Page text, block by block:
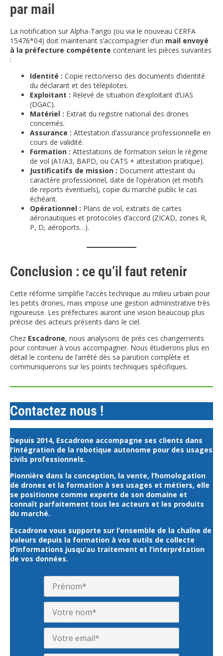
par mail
La notification sur Alpha-Tango (ou via le nouveau CERFA
15476*04) doit maintenant s’accompagner d’un mail envoyé
à la préfecture compétente contenant les pièces suivantes
:
Identité : Copie recto/verso des documents d’identité
du déclarant et des télépilotes.
Exploitant : Relevé de situation d’exploitant d’UAS
(DGAC).
Matériel : Extrait du registre national des drones
concernés.
Assurance : Attestation d’assurance professionnelle en
cours de validité.
Formation : Attestations de formation selon le régime
de vol (A1/A3, BAPD, ou CATS + attestation pratique).
Justificatifs de mission : Document attestant du
caractère professionnel, date de l’opération (et motifs
de reports éventuels), copie du marché public le cas
échéant.
Opérationnel : Plans de vol, extraits de cartes
aéronautiques et protocoles d’accord (ZICAD, zones R,
P, D, aéroports…).
Conclusion : ce qu’il faut retenir
Cette réforme simplifie l’accès technique au milieu urbain pour
les petits drones, mais impose une gestion administrative très
rigoureuse. Les préfectures auront une vision beaucoup plus
précise des acteurs présents dans le ciel.
Chez Escadrone, nous analysons de près ces changements
pour continuer à vous accompagner. Nous étudierons plus en
détail le contenu de l’arrêté dès sa parution complète et
communiquerons sur les points techniques spécifiques.
Contactez nous !
Depuis 2014, Escadrone accompagne ses clients dans
l’intégration de la robotique autonome pour des usages
civils professionnels.
Pionnière dans la conception, la vente, l’homologation
de drones et la formation à ses usages et métiers, elle
se positionne comme experte de son domaine et
connaît parfaitement tous les acteurs et les produits
du marché.
Escadrone vous supporte sur l’ensemble de la chaîne de
valeurs depuis la formation à vos outils de collecte
d’informations jusqu’au traitement et l’interprétation
de vos données.